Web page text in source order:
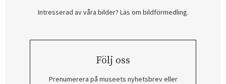
Intresserad av våra bilder? Läs om bildförmedling.
Följ oss
Prenumerera på museets nyhetsbrev eller